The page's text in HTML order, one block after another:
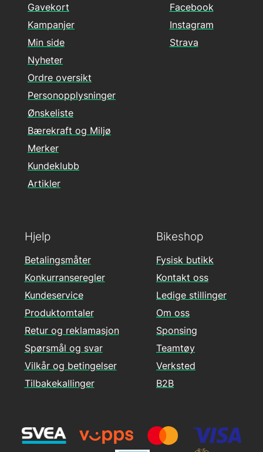
Facebook
Instagram
Strava
Hjelp
Betalingsmåter
Konkurranseregler
Kundeservice
Produktomtaler
Retur og reklamasjon
Spørsmål og svar
Vilkår og betingelser
Tilbakekallinger
Gavekort
Kampanjer
Min side
Nyheter
Ordre oversikt
Personopplysninger
Ønskeliste
Bærekraft og Miljø
Merker
Kundeklubb
Artikler
Bikeshop
Fysisk butikk
Kontakt oss
Ledige stillinger
Om oss
Sponsing
Teamtøy
Verksted
B2B